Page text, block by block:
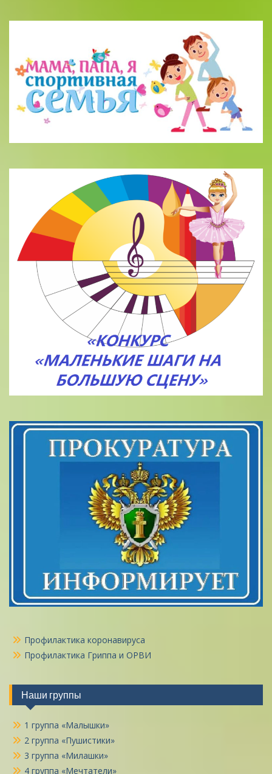
Профилактика коронавируса
Профилактика Гриппа и ОРВИ
Наши группы
1 группа «Малышки»
2 группа «Пушистики»
3 группа «Милашки»
4 группа «Мечтатели»